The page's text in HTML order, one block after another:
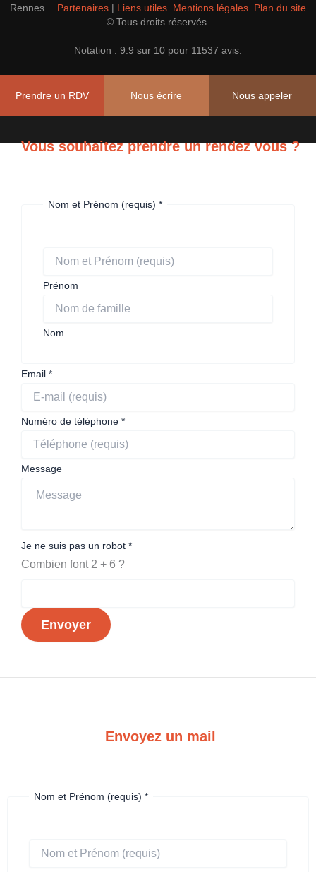
En savoir plus
Rennes… Partenaires | Liens utiles Mentions légales Plan du site
© Tous droits réservés.
Notation : 9.9 sur 10 pour 11537 avis.
Prendre un RDV Nous écrire Nous appeler
Vous souhaitez prendre un rendez vous ?
Nom et Prénom (requis) *
Prénom
Nom
Email *
Numéro de téléphone *
Message
Je ne suis pas un robot *
Combien font 2 + 6 ?
Envoyer
Envoyez un mail
Nom et Prénom (requis) *